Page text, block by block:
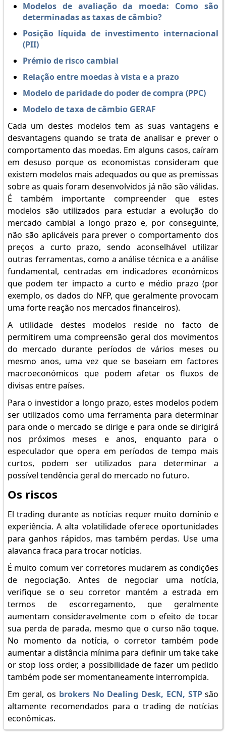
Modelos de avaliação da moeda: Como são
determinadas as taxas de câmbio?
Posição líquida de investimento internacional
(PII)
Prémio de risco cambial
Relação entre moedas à vista e a prazo
Modelo de paridade do poder de compra (PPC)
Modelo de taxa de câmbio GERAF
Cada um destes modelos tem as suas vantagens e
desvantagens quando se trata de analisar e prever o
comportamento das moedas. Em alguns casos, caíram
em desuso porque os economistas consideram que
existem modelos mais adequados ou que as premissas
sobre as quais foram desenvolvidos já não são válidas.
É também importante compreender que estes
modelos são utilizados para estudar a evolução do
mercado cambial a longo prazo e, por conseguinte,
não são aplicáveis para prever o comportamento dos
preços a curto prazo, sendo aconselhável utilizar
outras ferramentas, como a análise técnica e a análise
fundamental, centradas em indicadores económicos
que podem ter impacto a curto e médio prazo (por
exemplo, os dados do NFP, que geralmente provocam
uma forte reação nos mercados financeiros).
A utilidade destes modelos reside no facto de
permitirem uma compreensão geral dos movimentos
do mercado durante períodos de vários meses ou
mesmo anos, uma vez que se baseiam em factores
macroeconómicos que podem afetar os fluxos de
divisas entre países.
Para o investidor a longo prazo, estes modelos podem
ser utilizados como uma ferramenta para determinar
para onde o mercado se dirige e para onde se dirigirá
nos próximos meses e anos, enquanto para o
especulador que opera em períodos de tempo mais
curtos, podem ser utilizados para determinar a
possível tendência geral do mercado no futuro.
Os riscos
El trading durante as notícias requer muito domínio e
experiência. A alta volatilidade oferece oportunidades
para ganhos rápidos, mas também perdas. Use uma
alavanca fraca para trocar notícias.
É muito comum ver corretores mudarem as condições
de negociação. Antes de negociar uma notícia,
verifique se o seu corretor mantém a estrada em
termos de escorregamento, que geralmente
aumentam consideravelmente com o efeito de tocar
sua perda de parada, mesmo que o curso não toque.
No momento da notícia, o corretor também pode
aumentar a distância mínima para definir um take take
or stop loss order, a possibilidade de fazer um pedido
também pode ser momentaneamente interrompida.
Em geral, os brokers No Dealing Desk, ECN, STPsão
altamente recomendados para o trading de notícias
econômicas.